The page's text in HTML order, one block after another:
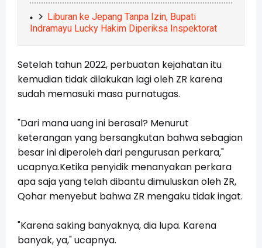
Liburan ke Jepang Tanpa Izin, Bupati
Indramayu Lucky Hakim Diperiksa Inspektorat
Setelah tahun 2022, perbuatan kejahatan itu
kemudian tidak dilakukan lagi oleh ZR karena
sudah memasuki masa purnatugas.
"Dari mana uang ini berasal? Menurut
keterangan yang bersangkutan bahwa sebagian
besar ini diperoleh dari pengurusan perkara,"
ucapnya.Ketika penyidik menanyakan perkara
apa saja yang telah dibantu dimuluskan oleh ZR,
Qohar menyebut bahwa ZR mengaku tidak ingat.
"Karena saking banyaknya, dia lupa. Karena
banyak, ya," ucapnya.